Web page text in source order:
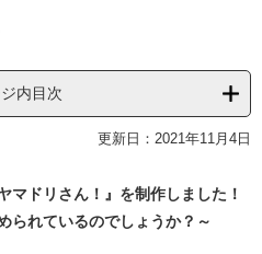
内目次
更新日：2021年11月4日
マドリさん！』を制作しました！
られているのでしょうか？～